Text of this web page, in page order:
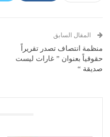
المقال السابق
منظمة انتصاف تصدر تقريراً
حقوقياً بعنوان ” غارات ليست
صديقة “